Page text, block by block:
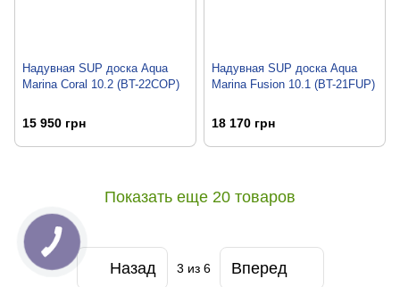
Надувная SUP доска Aqua
Marina Coral 10.2 (BT-22COP)
15 950 грн
Надувная SUP доска Aqua
Marina Fusion 10.1 (BT-21FUP)
18 170 грн
Показать еще 20 товаров
Назад 3 из 6 Вперед